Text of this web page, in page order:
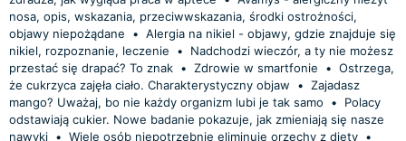
nosa, opis, wskazania, przeciwwskazania, środki ostrożności,
objawy niepożądane
• Alergia na nikiel - objawy, gdzie znajduje się
nikiel, rozpoznanie, leczenie
•
Nadchodzi wieczór, a ty nie możesz
przestać się drapać? To znak • Zdrowie w smartfonie • Ostrzega,
że cukrzyca zajęła ciało. Charakterystyczny objaw
• Zajadasz
mango? Uważaj, bo nie każdy organizm lubi je tak samo
•
Polacy
odstawiają cukier. Nowe badanie pokazuje, jak zmieniają się nasze
nawyki • Wiele osób niepotrzebnie eliminuje orzechy z diety •